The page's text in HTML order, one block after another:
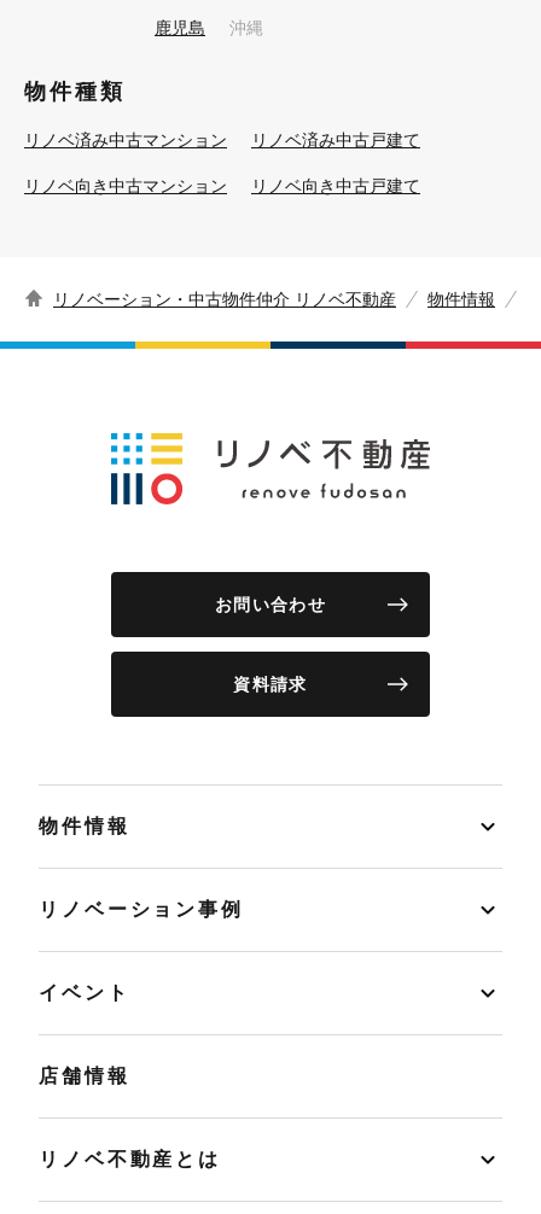
鹿児島 沖縄
物件種類
リノベ済み中古マンション リノベ済み中古戸建て
リノベ向き中古マンション リノベ向き中古戸建て
リノベーション・中古物件仲介 リノベ不動産 物件情報
お問い合わせ
資料請求
物件情報
リノベーション事例
イベント
店舗情報
リノベ不動産とは